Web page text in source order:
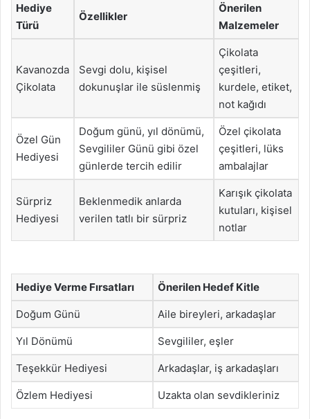
Hediye
Türü
Özellikler
Önerilen
Malzemeler
Kavanozda
Çikolata
Sevgi dolu, kişisel
dokunuşlar ile süslenmiş
Çikolata
çeşitleri,
kurdele, etiket,
not kağıdı
Özel Gün
Hediyesi
Doğum günü, yıl dönümü,
Sevgililer Günü gibi özel
günlerde tercih edilir
Özel çikolata
çeşitleri, lüks
ambalajlar
Sürpriz
Hediyesi
Beklenmedik anlarda
verilen tatlı bir sürpriz
Karışık çikolata
kutuları, kişisel
notlar
Hediye Verme Fırsatları Önerilen Hedef Kitle
Doğum Günü Aile bireyleri, arkadaşlar
Yıl Dönümü Sevgililer, eşler
Teşekkür Hediyesi Arkadaşlar, iş arkadaşları
Özlem Hediyesi Uzakta olan sevdikleriniz